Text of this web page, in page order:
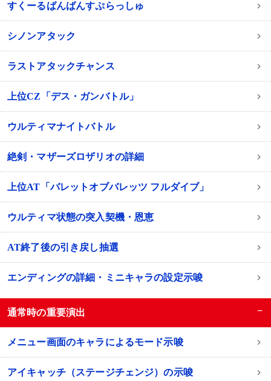
すくーるばんばんすぷらっしゅ
シノンアタック
ラストアタックチャンス
上位CZ「デス・ガンバトル」
ウルティマナイトバトル
絶剣・マザーズロザリオの詳細
上位AT「バレットオブバレッツ フルダイブ」
ウルティマ状態の突入契機・恩恵
AT終了後の引き戻し抽選
エンディングの詳細・ミニキャラの設定示唆
通常時の重要演出 −
メニュー画面のキャラによるモード示唆
アイキャッチ（ステージチェンジ）の示唆